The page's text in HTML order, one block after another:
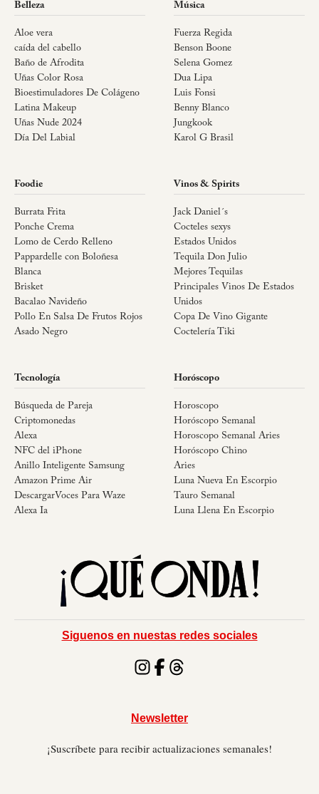
Belleza
Aloe vera
caída del cabello
Baño de Afrodita
Uñas Color Rosa
Bioestimuladores De Colágeno
Latina Makeup
Uñas Nude 2024
Día Del Labial
Música
Fuerza Regida
Benson Boone
Selena Gomez
Dua Lipa
Luis Fonsi
Benny Blanco
Jungkook
Karol G Brasil
Foodie
Burrata Frita
Ponche Crema
Lomo de Cerdo Relleno
Pappardelle con Boloñesa
Blanca
Brisket
Bacalao Navideño
Pollo En Salsa De Frutos Rojos
Asado Negro
Vinos & Spirits
Jack Daniel´s
Cocteles sexys
Estados Unidos
Tequila Don Julio
Mejores Tequilas
Principales Vinos De Estados
Unidos
Copa De Vino Gigante
Coctelería Tiki
Tecnología
Búsqueda de Pareja
Criptomonedas
Alexa
NFC del iPhone
Anillo Inteligente Samsung
Amazon Prime Air
DescargarVoces Para Waze
Alexa Ia
Horóscopo
Horoscopo
Horóscopo Semanal
Horoscopo Semanal Aries
Horóscopo Chino
Aries
Luna Nueva En Escorpio
Tauro Semanal
Luna Llena En Escorpio
Siguenos en nuestas redes sociales
Newsletter
¡Suscríbete para recibir actualizaciones semanales!